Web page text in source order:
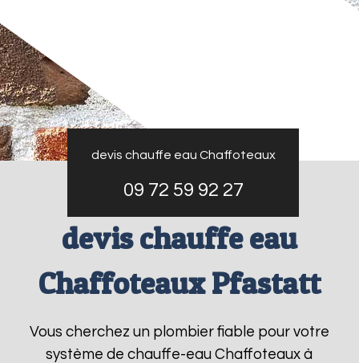
devis chauffe eau Chaffoteaux
09 72 59 92 27
devis chauffe eau
Chaffoteaux Pfastatt
Vous cherchez un plombier fiable pour votre
système de chauffe-eau Chaffoteaux à